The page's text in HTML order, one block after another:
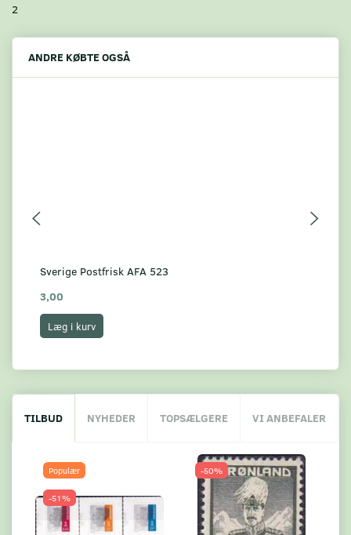
2
ANDRE KØBTE OGSÅ
Sverige Postfrisk AFA 523
3,00
Læg i kurv
TILBUD NYHEDER TOPSÆLGERE VI ANBEFALER
Populær
-51%
-50%